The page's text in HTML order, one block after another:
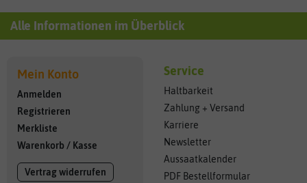
Alle Informationen im Überblick
Mein Konto
Anmelden
Registrieren
Merkliste
Warenkorb / Kasse
Vertrag widerrufen
Service
Haltbarkeit
Zahlung + Versand
Karriere
Newsletter
Aussaatkalender
PDF Bestellformular